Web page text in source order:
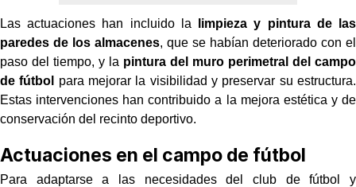
Las actuaciones han incluido la
limpieza y pintura de las
paredes de los almacenes, que se habían deteriorado con el
paso del tiempo, y la pintura del muro perimetral del campo
de fútbol
para mejorar la visibilidad y preservar su estructura.
Estas intervenciones han contribuido a la mejora estética y de
conservación del recinto deportivo.
Actuaciones en el campo de fútbol
Para adaptarse a las necesidades del club de fútbol y